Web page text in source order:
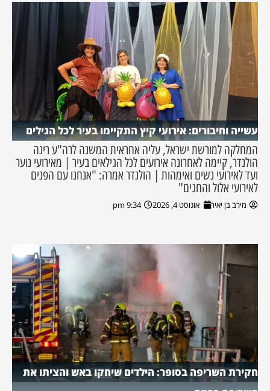
עשייה וחיבורים: אירועי קיץ התקיימו בעיר לכל הגילים
המחלקה למורשת ישראל, עליה אחראית המשנה לרה"ע רינה
הולנדר, קיימה לאחרונה אירועים לכל הגילאים בעיר | מאירועי נוער
ועד לאירועי נשים ואימהות | הולנדר אמרה: "אנחנו עם הפנים
לאירועי אלול והחגים"
מירב בן יאיר אוגוסט 4, 2026 9:34 pm
חקירת השריפה בסופר: הילדים שיחקו באש והציתו את